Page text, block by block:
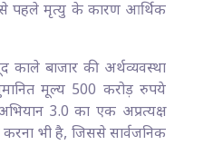
पहले मृत्यु के कारण आर्थिक
काले बाजार की अर्थव्यवस्था
मूल्य 500 करोड़ रुपये
3.0 का एक अप्रत्यक्ष
भी है, जिससे सार्वजनिक